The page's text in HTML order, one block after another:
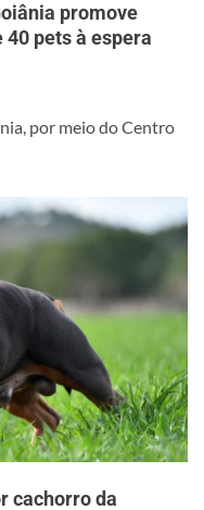
promove
40 pets à espera
por meio do Centro
cachorro da